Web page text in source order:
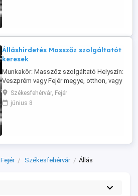
Álláshirdetés Masszőz szolgáltatót
keresek
Munkakör: Masszőz szolgáltató Helyszín:
Veszprém vagy Fejér megye, otthon, vagy
bérelt szalonban Feladatok: Havonta
néhány alkalommal végzett teljes
testmasszázs. A masszázs célja a
...
Székesfehérvár, Fejér
június 8
Fejér Székesfehérvár Állás